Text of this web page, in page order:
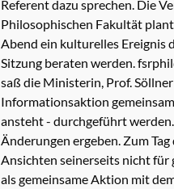
Referent dazu sprechen. Die
Philosophischen Fakultät
Abend ein kulturelles Ereignis
Sitzung beraten werden.
saß die Ministerin, Prof.
Informationsaktion
ansteht - durchgeführt
Änderungen ergeben. Zum
Ansichten seinerseits nicht für
als gemeinsame Aktion mit